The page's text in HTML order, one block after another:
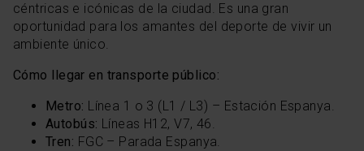
céntricas e icónicas de la ciudad. Es una gran
oportunidad para los amantes del deporte de vivir un
ambiente único.
Cómo llegar en transporte público:
Metro: Línea 1 o 3 (L1 / L3) – Estación Espanya.
Autobús: Líneas H12, V7, 46.
Tren: FGC – Parada Espanya.